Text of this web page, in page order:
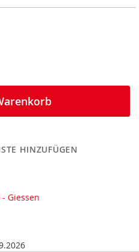
HINZUFÜGEN
Giessen